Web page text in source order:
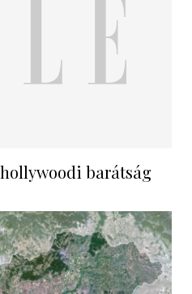
barátság